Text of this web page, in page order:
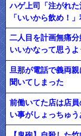
ハゲ上司「注がれ
「いいから飲め！
二人目を計画無痛
いいかなって思う
旦那が電話で義両
聞いてしまった
前働いてた店は店
い事がしょっちゅう